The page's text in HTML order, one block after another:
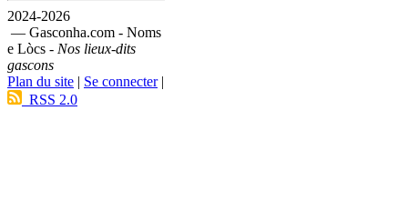
2024-2026
— Gasconha.com - Noms
e Lòcs - Nos lieux-dits
gascons
Plan du site | Se connecter|
RSS 2.0